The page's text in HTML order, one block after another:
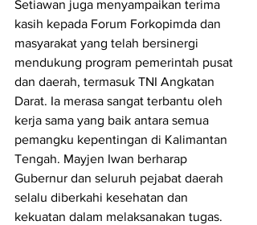
Setiawan juga menyampaikan terima
kasih kepada Forum Forkopimda dan
masyarakat yang telah bersinergi
mendukung program pemerintah pusat
dan daerah, termasuk TNI Angkatan
Darat. Ia merasa sangat terbantu oleh
kerja sama yang baik antara semua
pemangku kepentingan di Kalimantan
Tengah. Mayjen Iwan berharap
Gubernur dan seluruh pejabat daerah
selalu diberkahi kesehatan dan
kekuatan dalam melaksanakan tugas.